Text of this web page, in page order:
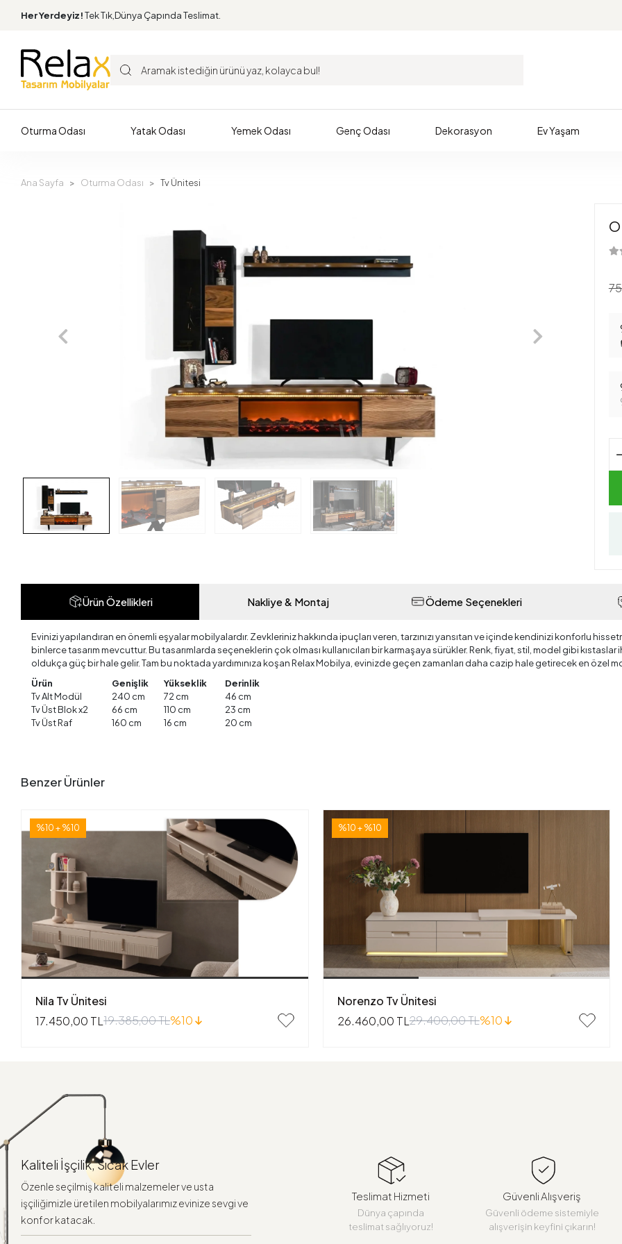
Her Yerdeyiz!Tek Tık,Dünya Çapında Teslimat.
Oturma Odası Yatak Odası Yemek Odası Genç Odası Dekorasyon Ev Yaşam
Ana Sayfa Oturma Odası Tv Ünitesi
Ürün Özellikleri Nakliye & Montaj Ödeme Seçenekleri
Evinizi yapılandıran en önemli eşyalar mobilyalardır. Zevkleriniz hakkında ipuçları veren, tarzınızı yansıtan ve içinde kendinizi konforlu
binlerce tasarım mevcuttur. Bu tasarımlarda seçeneklerin çok olması kullanıcıları bir karmaşaya sürükler. Renk, fiyat, stil, model gibi
oldukça güç bir hale gelir. Tam bu noktada yardımınıza koşan Relax Mobilya, evinizde geçen zamanları daha cazip hale getirecek en
Ürün
Genişlik Yükseklik
Derinlik
Tv Alt Modül
240 cm 72 cm
46 cm
Tv Üst Blok x2
66 cm 110 cm
23 cm
Tv Üst Raf
160 cm 16 cm 20 cm
Benzer Ürünler
%10 + %10
Nila Tv Ünitesi
17.450,00 TL19.385,00 TL%10
%10 + %10
Norenzo Tv Ünitesi
26.460,00 TL29.400,00 TL%10
Kaliteli İşçilik, Sıcak Evler
Özenle seçilmiş kaliteli malzemeler ve usta
işçiliğimizle üretilen mobilyalarımız evinize sevgi ve
konfor katacak.
Teslimat Hizmeti
Dünya çapında
teslimat sağlıyoruz!
Güvenli Alışveriş
Güvenli ödeme sistemiyle
alışverişin keyfini çıkarın!